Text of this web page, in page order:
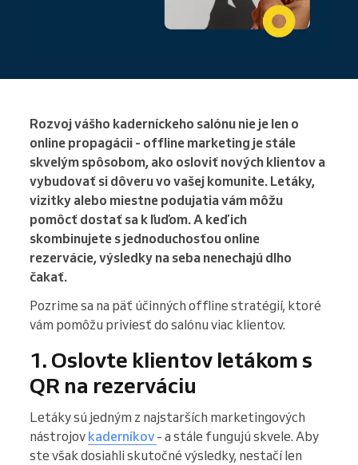
Rozvoj vášho kaderníckeho salónu nie je len o
online propagácii - offline marketing je stále
skvelým spôsobom, ako osloviť nových klientov a
vybudovať si dôveru vo vašej komunite. Letáky,
vizitky alebo miestne podujatia vám môžu
pomôcť dostať sa k ľuďom. A keď ich
skombinujete s jednoduchosťou online
rezervácie, výsledky na seba nenechajú dlho
čakať.
Pozrime sa na päť účinných offline stratégií, ktoré
vám pomôžu priviesť do salónu viac klientov.
1. Oslovte klientov letákom s
QR na rezerváciu
Letáky sú jedným z najstarších marketingových
nástrojov kaderníkov - a stále fungujú skvele. Aby
ste však dosiahli skutočné výsledky, nestačí len